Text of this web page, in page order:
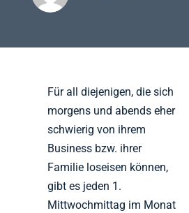
Für all diejenigen, die sich
morgens und abends eher
schwierig von ihrem
Business bzw. ihrer
Familie loseisen können,
gibt es jeden 1.
Mittwochmittag im Monat